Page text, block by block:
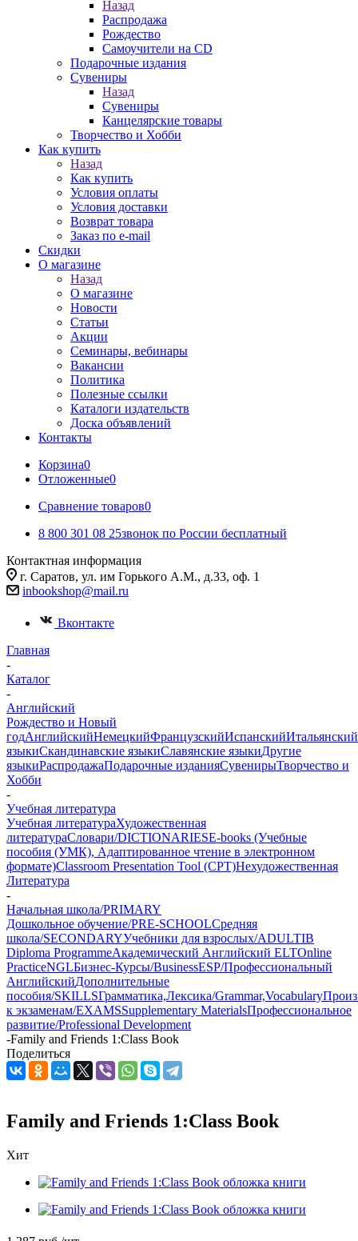
Назад
Распродажа
Рождество
Самоучители на CD
Подарочные издания
Сувениры
Назад
Сувениры
Канцелярские товары
Творчество и Хобби
Как купить
Назад
Как купить
Условия оплаты
Условия доставки
Возврат товара
Заказ по e-mail
Скидки
О магазине
Назад
О магазине
Новости
Статьи
Акции
Семинары, вебинары
Вакансии
Политика
Полезные ссылки
Каталоги издательств
Доска объявлений
Контакты
Корзина0
Отложенные0
Сравнение товаров0
8 800 301 08 25звонок по России бесплатный
Контактная информация
г. Саратов, ул. им Горького А.М., д.33, оф. 1
inbookshop@mail.ru
Вконтакте
Главная
-
Каталог
-
Английский
Рождество и Новый
годАнглийскийНемецкийФранцузскийИспанскийИтальянский
языкиСкандинавские языкиСлавянские языкиДругие
языкиРаспродажаПодарочные изданияСувенирыТворчество и
Хобби
-
Учебная литература
Учебная литератураХудожественная
литератураСловари/DICTIONARIESE-books (Учебные
пособия (УМК), Адаптированное чтение в электронном
формате)Classroom Presentation Tool (CPT)Нехудожественная
Литература
-
Начальная школа/PRIMARY
Дошкольное обучение/PRE-SCHOOLСредняя
школа/SECONDARYУчебники для взрослых/ADULTIB
Diploma ProgrammeАкадемический Английский ELTOnline
PracticeNGLБизнес-Курсы/BusinessESP/Профессиональный
АнглийскийДополнительные
пособия/SKILLSГрамматика,Лексика/Grammar,Vocabulary
к экзаменам/EXAMSSupplementary MaterialsПрофессиональное
развитие/Professional Development
-Family and Friends 1:Class Book
Поделиться
Family and Friends 1:Class Book
Хит